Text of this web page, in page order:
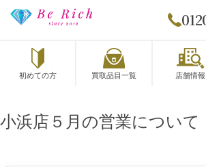
初めての方 買取品目一覧 店舗情報
小浜店５月の営業について